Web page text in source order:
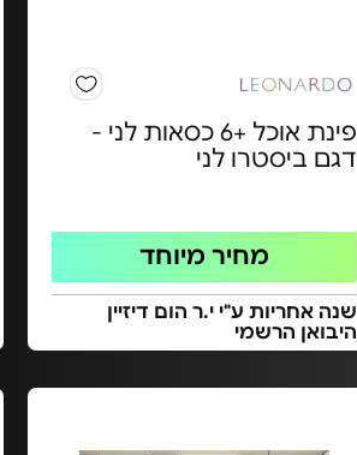
פינת אוכל +6 כסאות לני -
דגם ביסטרו לני
מחיר מיוחד
שנה אחריות ע"י י.ר הום דיזיין
היבואן הרשמי